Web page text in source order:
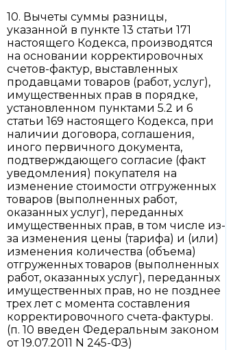
10. Вычеты суммы разницы,
указанной в пункте 13 статьи 171
настоящего Кодекса, производятся
на основании корректировочных
счетов-фактур, выставленных
продавцами товаров (работ, услуг),
имущественных прав в порядке,
установленном пунктами 5.2 и 6
статьи 169 настоящего Кодекса, при
наличии договора, соглашения,
иного первичного документа,
подтверждающего согласие (факт
уведомления) покупателя на
изменение стоимости отгруженных
товаров (выполненных работ,
оказанных услуг), переданных
имущественных прав, в том числе из-
за изменения цены (тарифа) и (или)
изменения количества (объема)
отгруженных товаров (выполненных
работ, оказанных услуг), переданных
имущественных прав, но не позднее
трех лет с момента составления
корректировочного счета-фактуры.
(п. 10 введен Федеральным законом
от 19.07.2011 N 245-ФЗ)